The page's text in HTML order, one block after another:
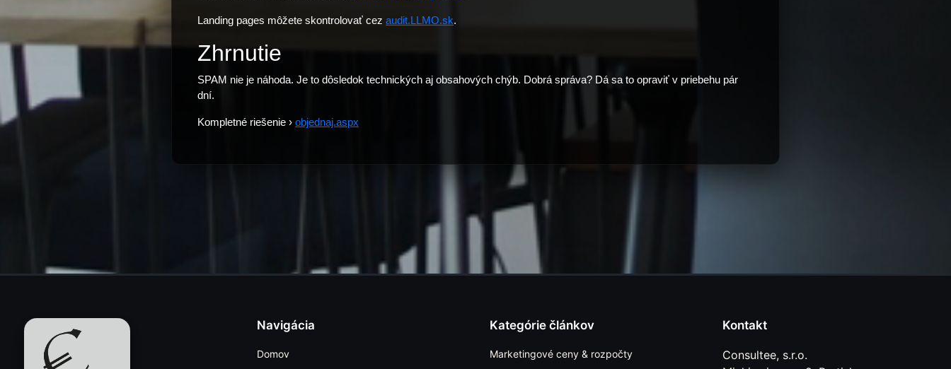
Landing pages môžete skontrolovať cez audit.LLMO.sk.
Zhrnutie
SPAM nie je náhoda. Je to dôsledok technických aj obsahových chýb. Dobrá správa? Dá sa to opraviť v priebehu pár
dní.
Kompletné riešenie › objednaj.aspx
Navigácia
Domov
Kategórie článkov
Marketingové ceny & rozpočty
Kontakt
Consultee, s.r.o.